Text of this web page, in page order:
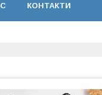
КОНТАКТИ